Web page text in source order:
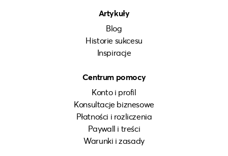
Artykuły
Blog
Historie sukcesu
Inspiracje
Centrum pomocy
Konto i profil
Konsultacje biznesowe
Płatności i rozliczenia
Paywall i treści
Warunki i zasady